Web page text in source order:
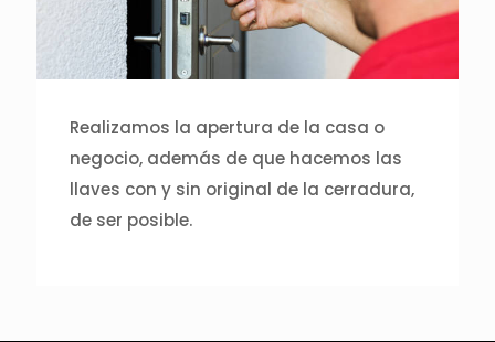
Realizamos la apertura de la casa o
negocio, además de que hacemos las
llaves con y sin original de la cerradura,
de ser posible.